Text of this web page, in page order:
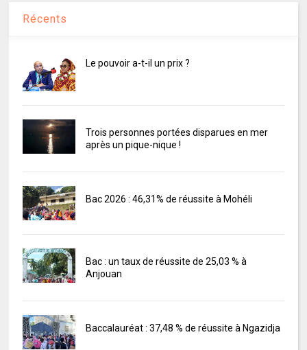
Récents
Le pouvoir a-t-il un prix ?
Trois personnes portées disparues en mer
après un pique-nique !
Bac 2026 : 46,31% de réussite à Mohéli
Bac : un taux de réussite de 25,03 % à
Anjouan
Baccalauréat : 37,48 % de réussite à Ngazidja